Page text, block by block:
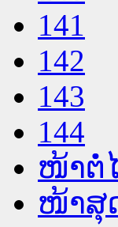
141
142
143
144
ໜ້າຕໍ່
ໜ້າສຸ